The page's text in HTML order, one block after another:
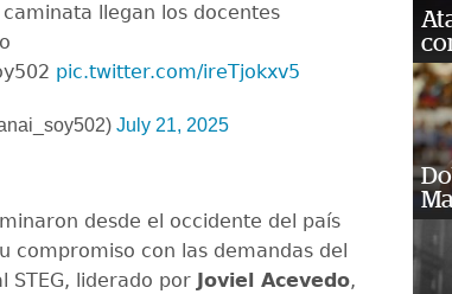
llegan los docentes
pic.twitter.com/ireTjokxv5
July 21, 2025
desde el occidente del país
compromiso con las demandas del
STEG, liderado por Joviel Acevedo,